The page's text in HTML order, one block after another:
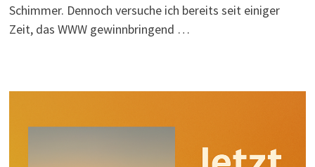
Schimmer. Dennoch versuche ich bereits seit einiger
Zeit, das WWW gewinnbringend …